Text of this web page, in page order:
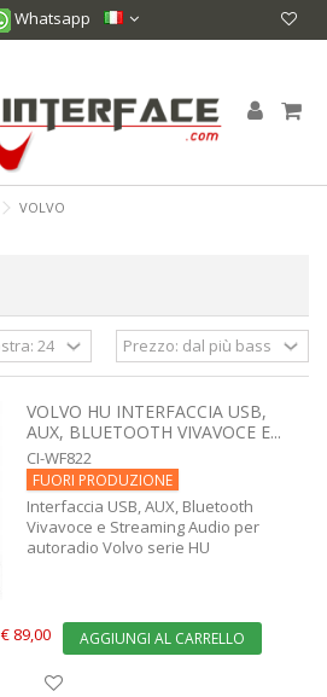
Whatsapp
VOLVO
VOLVO HU INTERFACCIA USB,
AUX, BLUETOOTH VIVAVOCE E...
CI-WF822
FUORI PRODUZIONE
Interfaccia USB, AUX, Bluetooth
Vivavoce e Streaming Audio per
autoradio Volvo serie HU
€ 89,00 AGGIUNGI AL CARRELLO